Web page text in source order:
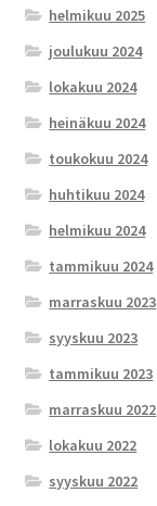
helmikuu 2025
joulukuu 2024
lokakuu 2024
heinäkuu 2024
toukokuu 2024
huhtikuu 2024
helmikuu 2024
tammikuu 2024
marraskuu 2023
syyskuu 2023
tammikuu 2023
marraskuu 2022
lokakuu 2022
syyskuu 2022